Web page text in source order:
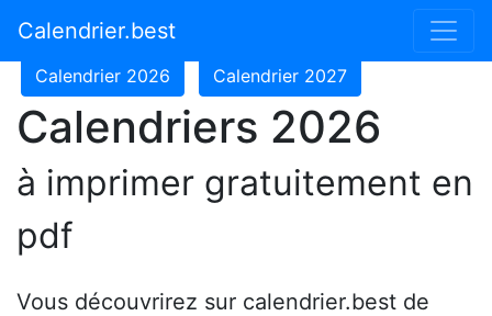
Calendrier.best
Calendrier 2024
Calendrier 2026 Calendrier 2027
Calendriers 2026
à imprimer gratuitement en
pdf
Vous découvrirez sur calendrier.best de